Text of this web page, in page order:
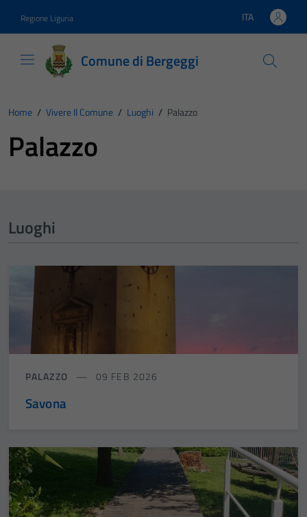
Regione Liguria Lingua attiva:
ITA
Comune di Bergeggi
Home / Vivere Il Comune / Luoghi / Palazzo
Palazzo
Luoghi
PALAZZO 09 FEB 2026
Savona